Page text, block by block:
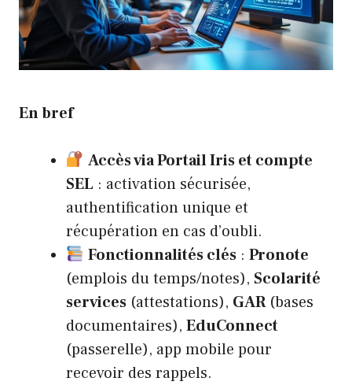
En bref
Accès via Portail Iris et compte
SEL : activation sécurisée,
authentification unique et
récupération en cas d’oubli.
Fonctionnalités clés: Pronote
(emplois du temps/notes), Scolarité
services (attestations), GAR(bases
documentaires), EduConnect
(passerelle), app mobile pour
recevoir des rappels.